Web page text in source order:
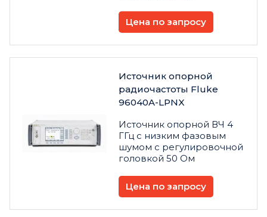
Цена по запросу
Источник опорной
радиочастоты Fluke
96040A-LPNX
Источник опорной ВЧ 4
ГГц с низким фазовым
шумом с регулировочной
головкой 50 Ом
Цена по запросу